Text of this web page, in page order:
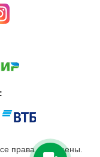
права защищены.